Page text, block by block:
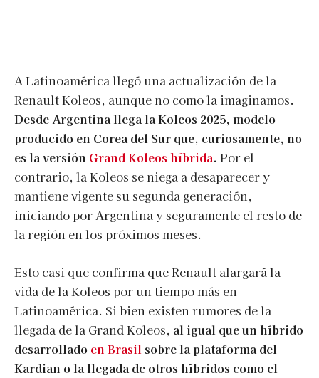
A Latinoamérica llegó una actualización de la
Renault Koleos, aunque no como la imaginamos.
Desde Argentina llega la Koleos 2025, modelo
producido en Corea del Sur que, curiosamente, no
es la versión Grand Koleos híbrida. Por el
contrario, la Koleos se niega a desaparecer y
mantiene vigente su segunda generación,
iniciando por Argentina y seguramente el resto de
la región en los próximos meses.
Esto casi que confirma que Renault alargará la
vida de la Koleos por un tiempo más en
Latinoamérica. Si bien existen rumores de la
llegada de la Grand Koleos, al igual que un híbrido
desarrollado en Brasil sobre la plataforma del
Kardian o la llegada de otros híbridos como el